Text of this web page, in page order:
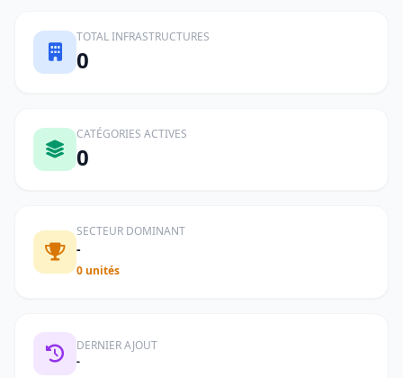
TOTAL INFRASTRUCTURES
0
CATÉGORIES ACTIVES
0
SECTEUR DOMINANT
-
0 unités
DERNIER AJOUT
-